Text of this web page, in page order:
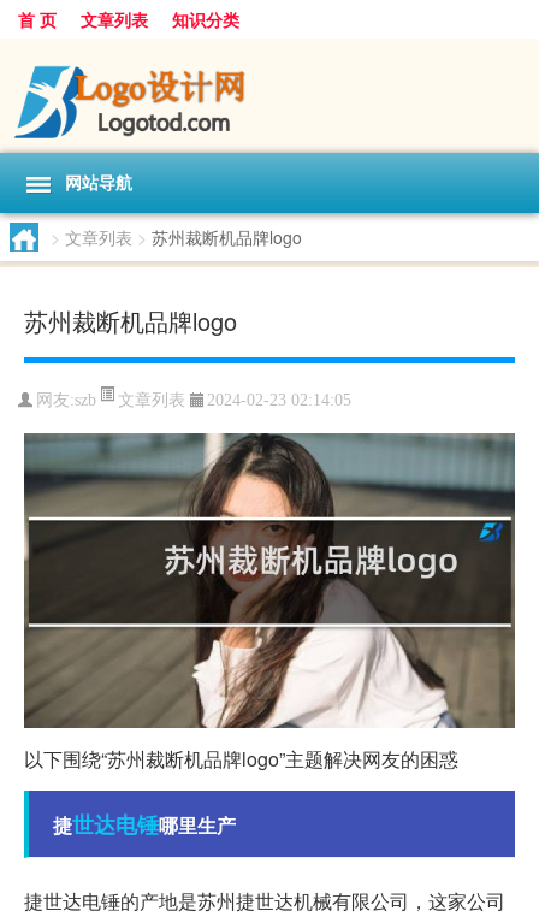
首 页 文章列表 知识分类
网站导航
> 文章列表 > 苏州裁断机品牌logo
苏州裁断机品牌logo
网友:szb 文章列表 2024-02-23 02:14:05
以下围绕“苏州裁断机品牌logo”主题解决网友的困惑
捷世达电锤哪里生产
捷世达电锤的产地是苏州捷世达机械有限公司，这家公司